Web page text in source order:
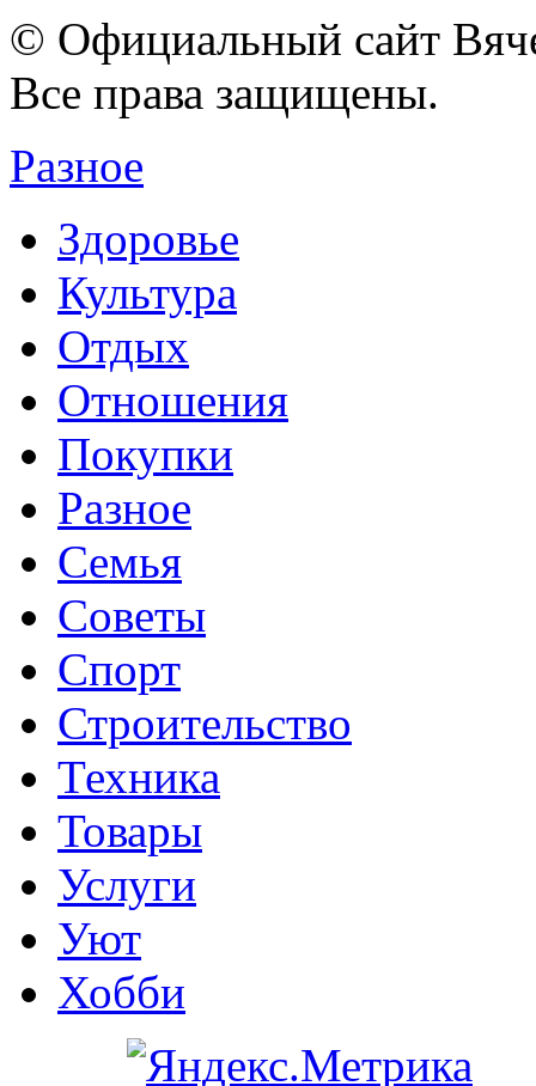
© Официальный сайт
Все права защищены.
Разное
Здоровье
Культура
Отдых
Отношения
Покупки
Разное
Семья
Советы
Спорт
Строительство
Техника
Товары
Услуги
Уют
Хобби